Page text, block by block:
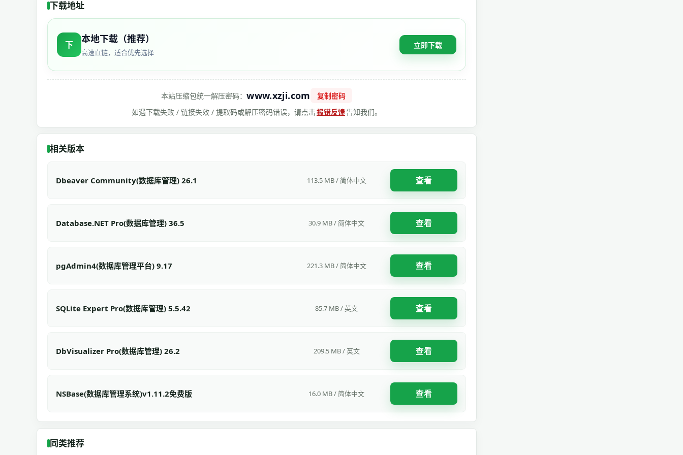
下载地址
下
本地下载（推荐）
高速直链，适合优先选择
立即下载
本站压缩包统一解压密码：www.xzji.com
复制密码
如遇下载失败 / 链接失效 / 提取码或解压密码错误，请点击报错反馈告知我们。
相关版本
Dbeaver Community(数据库管理) 26.1 113.5 MB / 简体中文 查看
Database.NET Pro(数据库管理) 36.5 30.9 MB / 简体中文 查看
pgAdmin4(数据库管理平台) 9.17 221.3 MB / 简体中文 查看
SQLite Expert Pro(数据库管理) 5.5.42 85.7 MB / 英文 查看
DbVisualizer Pro(数据库管理) 26.2 209.5 MB / 英文 查看
NSBase(数据库管理系统)v1.11.2免费版 16.0 MB / 简体中文 查看
同类推荐